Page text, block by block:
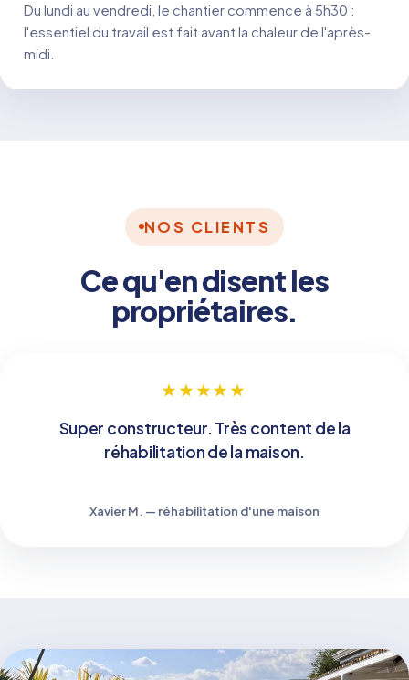
Du lundi au vendredi, le chantier commence à 5h30 :
l'essentiel du travail est fait avant la chaleur de l'après-
midi.
NOS CLIENTS
Ce qu'en disent les
propriétaires.
★★★★★
Super constructeur. Très content de la
réhabilitation de la maison.
Xavier M. — réhabilitation d'une maison